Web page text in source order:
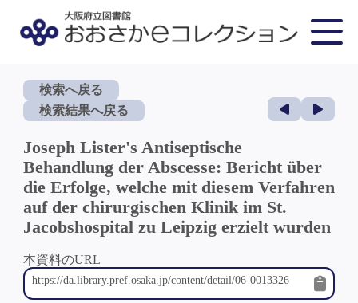
検索へ戻る
検索結果へ戻る
Joseph Lister's Antiseptische
Behandlung der Abscesse: Bericht über
die Erfolge, welche mit diesem Verfahren
auf der chirurgischen Klinik im St.
Jacobshospital zu Leipzig erzielt wurden
本資料のURL